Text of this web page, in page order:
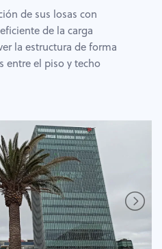
de sus losas con
de la carga
la estructura de forma
entre el piso y techo